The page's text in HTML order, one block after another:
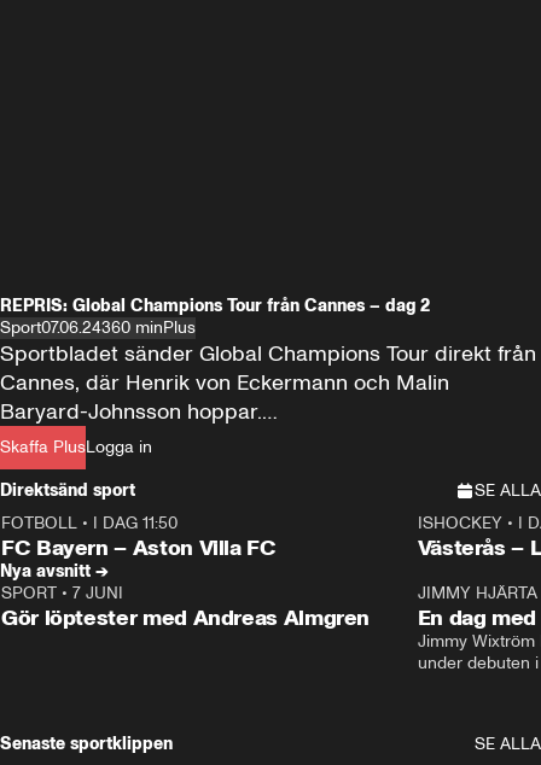
REPRIS: Global Champions Tour från Cannes – dag 2
Sport07.06.24360 minPlus
Skaffa PlusLogga in
Sportbladet sänder Global Champions Tour direkt från
Cannes, där Henrik von Eckermann och Malin
Baryard-Johnsson hoppar.
Se tävlingen i Plus!
Direktsänd sport
SE ALLA
Plus
FOTBOLL • I DAG 11:50
FC Bayern – Aston Villa FC
Plus
ISHOCKEY• I
Västerås –
Nya avsnitt →
SPORT • 7 JUNI
Gör löptester med Andreas Almgren
JIMMY
En dag
Jimmy
under debuten
Senaste sportklippen
SE ALLA